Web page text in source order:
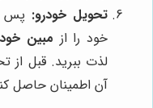
تحویل خودرو: پس
خود را از مبین
لذت ببرید. قبل از
آن اطمینان حاصل